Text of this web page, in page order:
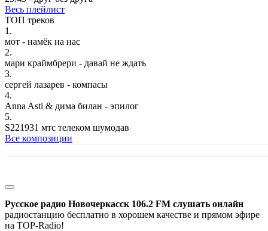
Весь плейлист
ТОП треков
1.
мот - намёк на нас
2.
мари краймбрери - давай не ждать
3.
сергей лазарев - компасы
4.
Anna Asti & дима билан - эпилог
5.
S221931 мтс телеком шумодав
Все композиции
Русское радио Новочеркасск 106.2 FM слушать онлайн
радиостанцию бесплатно в хорошем качестве и прямом эфире
на TOP-Radio!